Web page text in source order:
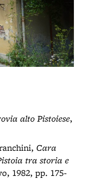
alto Pistoiese,
Cara
tra storia e
1982, pp. 175-